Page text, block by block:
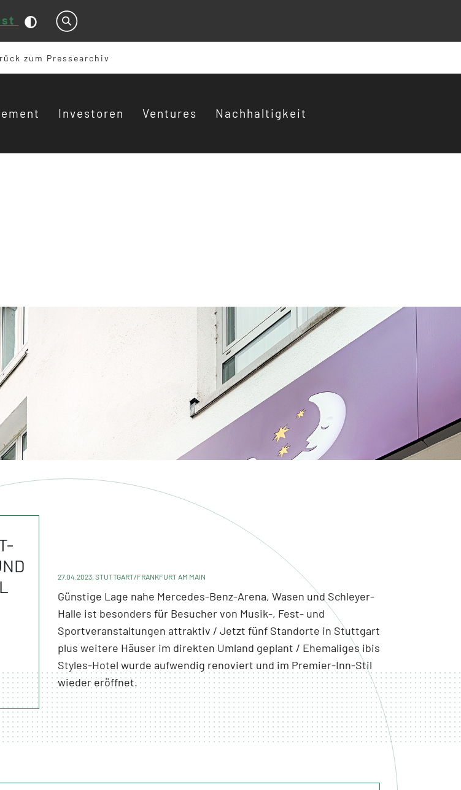
Suche
zum Pressearchiv
Investoren Ventures Nachhaltigkeit
27.04.2023, STUTTGART/FRANKFURT AM MAIN
Günstige Lage nahe Mercedes-Benz-Arena, Wasen und Schleyer-
Halle ist besonders für Besucher von Musik-, Fest- und
Sportveranstaltungen attraktiv / Jetzt fünf Standorte in Stuttgart
plus weitere Häuser im direkten Umland geplant / Ehemaliges ibis
Styles-Hotel wurde aufwendig renoviert und im Premier-Inn-Stil
wieder eröffnet.